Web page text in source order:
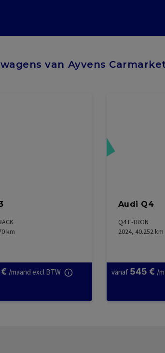
van Ayvens
km
€ /maand excl BTW
Audi Q4
Q4 E-TRON
2024, 40.252 km
vanaf 545€ /